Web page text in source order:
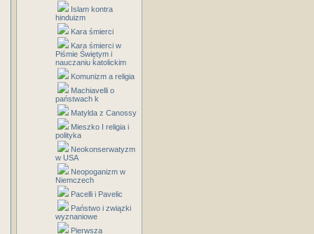
Islam kontra
hinduizm
Kara śmierci
Kara śmierci w
Piśmie Świętym i
nauczaniu katolickim
Komunizm a religia
Machiavelli o
państwach k
Matylda z Canossy
Mieszko I religia i
polityka
Neokonserwatyzm
w USA
Neopoganizm w
Niemczech
Pacelli i Pavelic
Państwo i związki
wyznaniowe
Pierwsza